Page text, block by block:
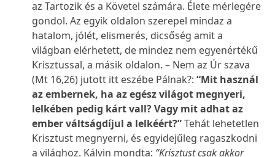
az Tartozik és a Követel számára. Élete mérlegére
gondol. Az egyik oldalon szerepel mindaz a
hatalom, jólét, elismerés, dicsőség amit a
világban elérhetett, de mindez nem egyenértékű
Krisztussal, a másik oldalon. – Nem az Úr szava
(Mt 16,26) jutott itt eszébe Pálnak?:“Mit használ
az embernek, ha az egész világot megnyeri,
lelkében pedig kárt vall? Vagy mit adhat az
ember váltságdíjul a lelkéért?”Tehát lehetetlen
Krisztust megnyerni, és egyidejűleg ragaszkodni
a világhoz. Kálvin mondta: “Krisztust csak akkor